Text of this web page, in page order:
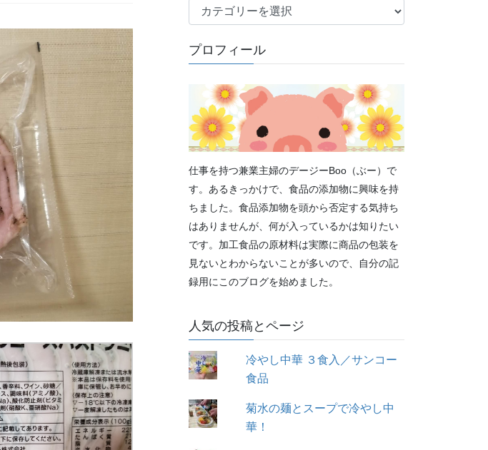
テ
リ
プロフィール
仕事を持つ兼業主婦のデージーBoo（ぶー）で
す。あるきっかけで、食品の添加物に興味を持
ちました。食品添加物を頭から否定する気持ち
はありませんが、何が入っているかは知りたい
です。加工食品の原材料は実際に商品の包装を
見ないとわからないことが多いので、自分の記
録用にこのブログを始めました。
人気の投稿とページ
冷やし中華 ３食入／サンコー
食品
菊水の麺とスープで冷やし中
華！